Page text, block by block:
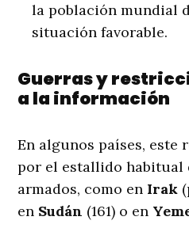
la población mundial
situación favorable.
Guerras y
a la información
En algunos países, este
por el estallido habitual
armados, como en Irak
en Sudán (161) o en